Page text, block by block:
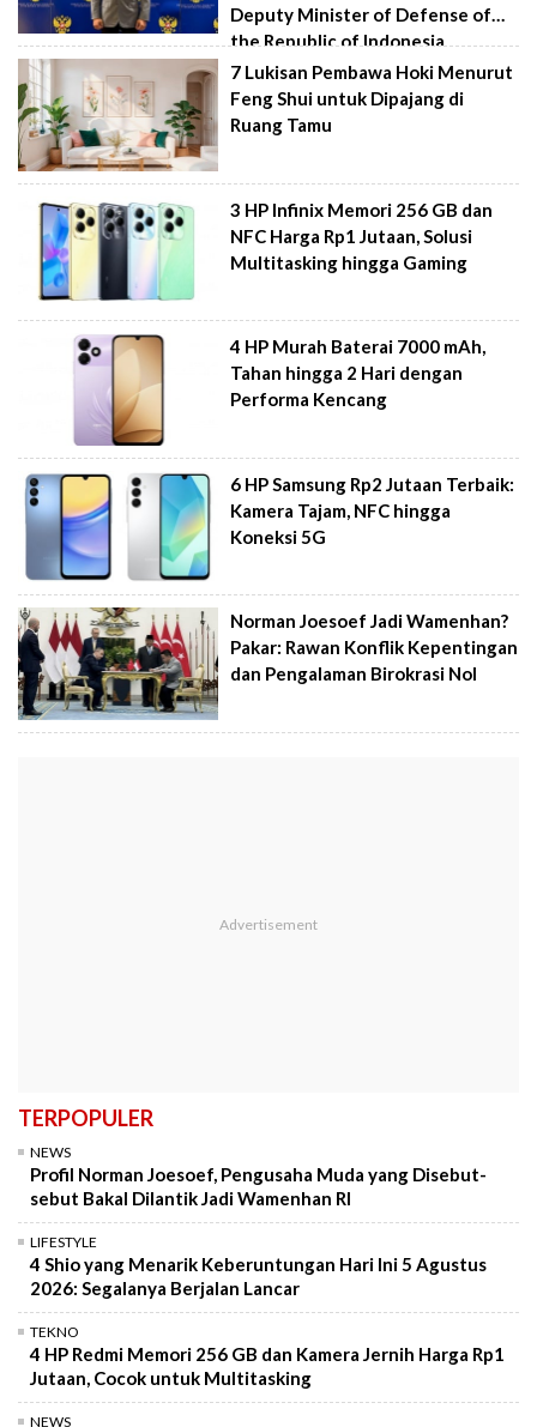
Deputy Minister of Defense of
the Republic of Indonesia
7 Lukisan Pembawa Hoki Menurut
Feng Shui untuk Dipajang di
Ruang Tamu
3 HP Infinix Memori 256 GB dan
NFC Harga Rp1 Jutaan, Solusi
Multitasking hingga Gaming
4 HP Murah Baterai 7000 mAh,
Tahan hingga 2 Hari dengan
Performa Kencang
6 HP Samsung Rp2 Jutaan Terbaik:
Kamera Tajam, NFC hingga
Koneksi 5G
Norman Joesoef Jadi Wamenhan?
Pakar: Rawan Konflik Kepentingan
dan Pengalaman Birokrasi Nol
TERPOPULER
NEWS
Profil Norman Joesoef, Pengusaha Muda yang Disebut-
sebut Bakal Dilantik Jadi Wamenhan RI
LIFESTYLE
4 Shio yang Menarik Keberuntungan Hari Ini 5 Agustus
2026: Segalanya Berjalan Lancar
TEKNO
4 HP Redmi Memori 256 GB dan Kamera Jernih Harga Rp1
Jutaan, Cocok untuk Multitasking
NEWS